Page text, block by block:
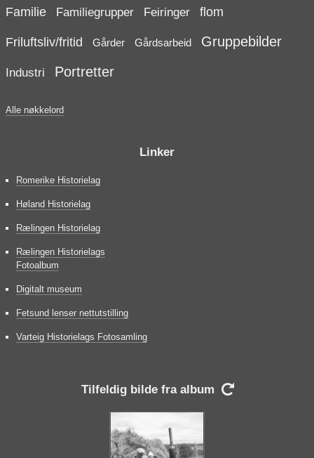
Familie Familiegrupper Feiringer flom
Friluftsliv/fritid Gårder Gårdsarbeid Gruppebilder
Industri Portretter
Alle nøkkelord
Linker
Romerike Historielag
Høland Historielag
Rælingen Historielag
Rælingen Historielags
Fotoalbum
Digitalt museum
Fetsund lenser nettutstilling
Varteig Historielags Fotosamling
Tilfeldig bilde fra album 